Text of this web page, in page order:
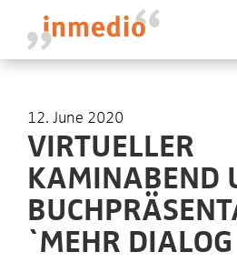
12. June 2020
VIRTUELLER
KAMINABEND
`MEHR